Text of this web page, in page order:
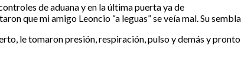
de aduana y en la última puerta ya de
que mi amigo Leoncio “a leguas” se veía mal. Su
le tomaron presión, respiración, pulso y demás y